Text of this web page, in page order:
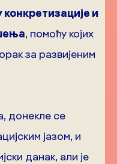
и
, помоћу којих
за развијеним
донекле се
јазом, и
данак, али је